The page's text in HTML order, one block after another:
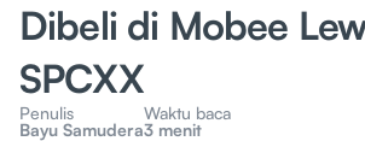
Dibeli di Mobee
SPCXX
Penulis
Bayu Samudera
Waktu baca
3 menit